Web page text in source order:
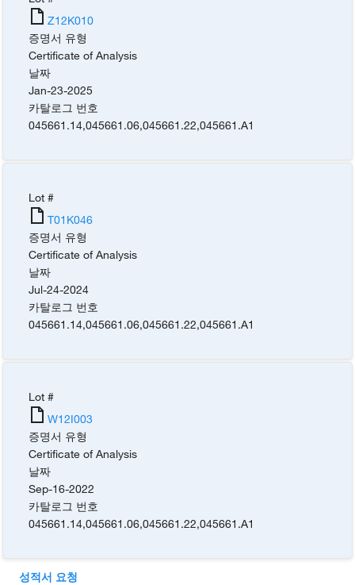
Z12K010
증명서 유형
Certificate of Analysis
날짜
Jan-23-2025
카탈로그 번호
045661.14,045661.06,045661.22,045661.A1
Lot #
T01K046
증명서 유형
Certificate of Analysis
날짜
Jul-24-2024
카탈로그 번호
045661.14,045661.06,045661.22,045661.A1
Lot #
W12I003
증명서 유형
Certificate of Analysis
날짜
Sep-16-2022
카탈로그 번호
045661.14,045661.06,045661.22,045661.A1
성적서 요청